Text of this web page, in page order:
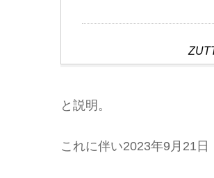
と説明。
これに伴い2023年9月21